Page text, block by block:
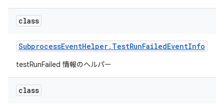
class
SubprocessEventHelper. TestRunFailedEventInfo
testRunFailed 情報のヘルパー
class